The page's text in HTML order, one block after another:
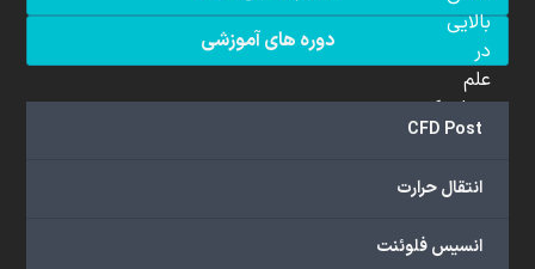
دوره های آموزشی
CFD Post
انتقال حرارت
انسیس فلوئنت
بالایی
در
علم
دینامیک
سیالات
(CFD)
هستند.